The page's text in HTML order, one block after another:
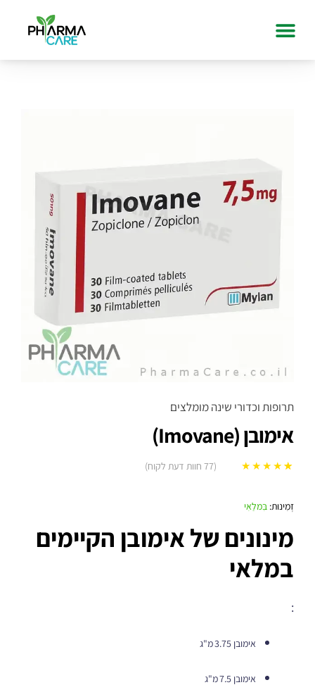
תרופות וכדורי שינה מומלצים
אימובן (Imovane)
על דירוגים של
לקוחות
77חוות דעת לקוח)
זְמִינוּת:בִּמלַאִי
מינונים של אימובן הקיימים
במלאי
אימובן 3.75 מ"ג
אימובן 7.5 מ"ג